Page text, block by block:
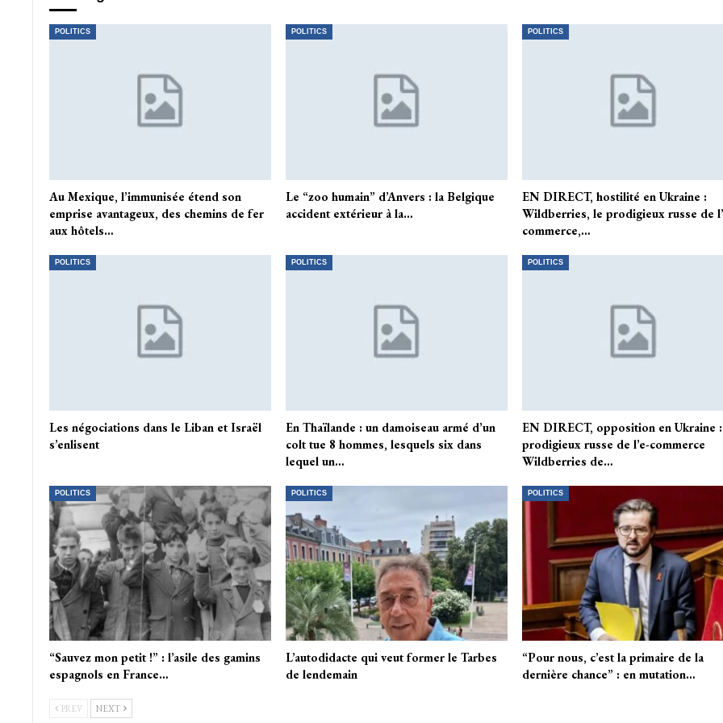
POLITICS
Au Mexique, l’immunisée étend son
emprise avantageux, des chemins de fer
aux hôtels…
POLITICS
Le “zoo humain” d’Anvers : la Belgique
accident extérieur à la…
POLITICS
EN DIRECT, hostilité en Ukraine :
Wildberries, le prodigieux russe de
commerce,…
POLITICS
Les négociations dans le Liban et Israël
s’enlisent
POLITICS
En Thaïlande : un damoiseau armé d’un
colt tue 8 hommes, lesquels six dans
lequel un…
POLITICS
EN DIRECT, opposition en Ukraine
prodigieux russe de l’e-commerce
Wildberries de…
POLITICS
“Sauvez mon petit !” : l’asile des gamins
espagnols en France…
POLITICS
L’autodidacte qui veut former le Tarbes
de lendemain
POLITICS
“Pour nous, c’est la primaire de la
dernière chance” : en mutation…
PREV NEXT